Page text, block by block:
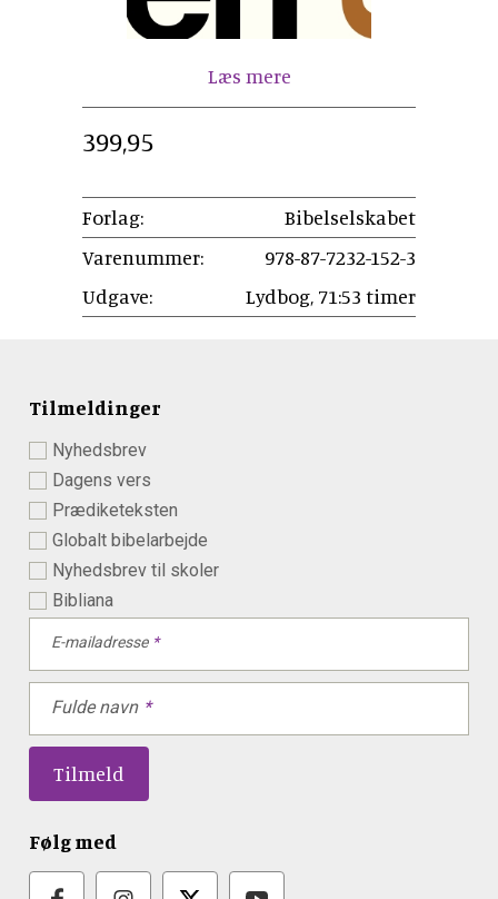
Læs mere
399,95
Forlag:
Bibelselskabet
Varenummer:
978-87-7232-152-3
Udgave:
Lydbog, 71:53 timer
Tilmeldinger
Nyhedsbrev
Dagens vers
Prædiketeksten
Globalt bibelarbejde
Nyhedsbrev til skoler
Bibliana
E-mailadresse
Fulde navn
Følg med